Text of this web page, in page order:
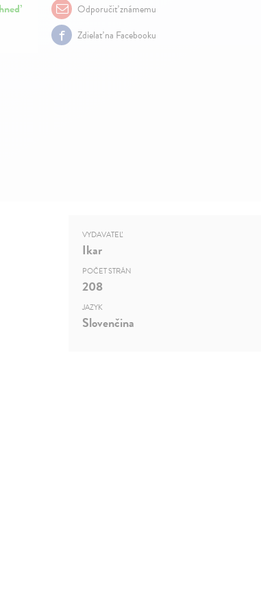
Odporučiť známemu
Zdielať na Facebooku
VYDAVATEĽ
Ikar
POČET STRÁN
208
JAZYK
Slovenčina